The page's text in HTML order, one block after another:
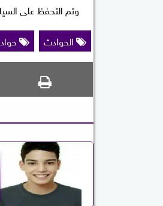
وتم التحفظ على
الحوادث